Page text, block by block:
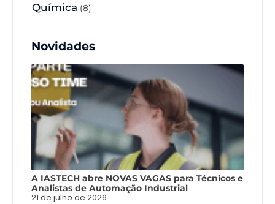
Química (8)
Novidades
A IASTECH abre NOVAS VAGAS para Técnicos e
Analistas de Automação Industrial
21 de julho de 2026